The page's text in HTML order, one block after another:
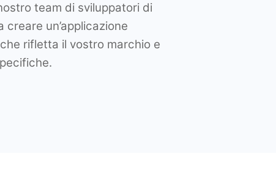
team di sviluppatori di
un’applicazione
rifletta il vostro marchio e